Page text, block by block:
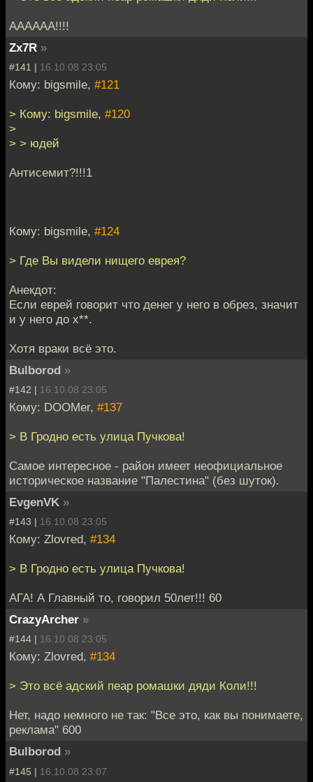
АААААА!!!!
Zx7R »
#141 | 16.10.08 23:05
Кому: bigsmile, #121
> Кому: bigsmile, #120
>
> > юдей
Антисемит?!!!1
Кому: bigsmile, #124
> Где Вы видели нищего еврея?
Анекдот:
Если еврей говорит что денег у него в обрез, значит
и у него до х**.
Хотя враки всё это.
Bulborod »
#142 | 16.10.08 23:05
Кому: DOOMer, #137
> В Гродно есть улица Пучкова!
Самое интересное - район имеет неофициальное
историческое название "Палестина" (без шуток).
EvgenVK »
#143 | 16.10.08 23:05
Кому: Zlovred, #134
> В Гродно есть улица Пучкова!
АГА! А Главный то, говорил 50лет!!! 60
CrazyArcher »
#144 | 16.10.08 23:05
Кому: Zlovred, #134
> Это всё адский пеар ромашки дяди Коли!!!
Нет, надо немного не так: "Все это, как вы понимаете,
реклама" 600
Bulborod »
#145 | 16.10.08 23:07